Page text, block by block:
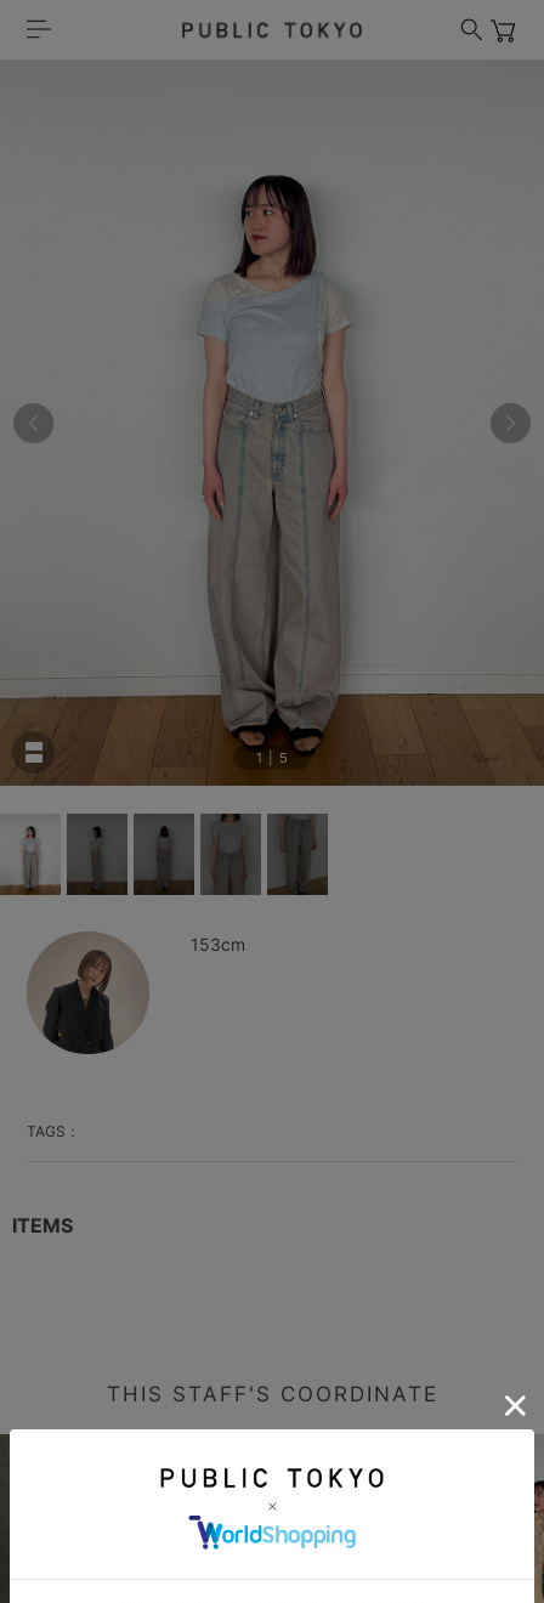
1 5
153cm
TAGS：
ITEMS
THIS STAFF'S COORDINATE